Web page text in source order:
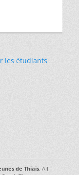
les étudiants
de Thiais. All